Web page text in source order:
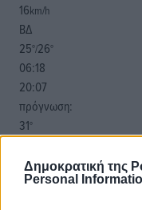
Δημοκρατική της
Personal
16km/h
ΒΔ
25°/26°
06:18
20:07
πρόγνωση:
31°
28°
ΚΥ